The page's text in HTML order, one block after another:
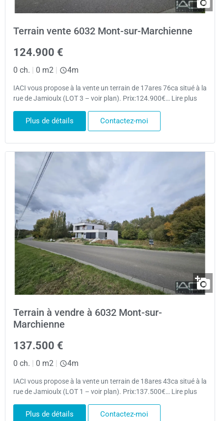
Terrain vente 6032 Mont-sur-Marchienne
124.900 €
0 ch. | 0 m2 | 4m
IACI vous propose à la vente un terrain de 17ares 76ca situé à la
rue de Jamioulx (LOT 3 – voir plan). Prix:124.900€… Lire plus
Plus de détails Contactez-moi
Terrain à vendre à 6032 Mont-sur-
Marchienne
137.500 €
0 ch. | 0 m2 | 4m
IACI vous propose à la vente un terrain de 18ares 43ca situé à la
rue de Jamioulx (LOT 1 – voir plan). Prix:137.500€… Lire plus
Plus de détails Contactez-moi